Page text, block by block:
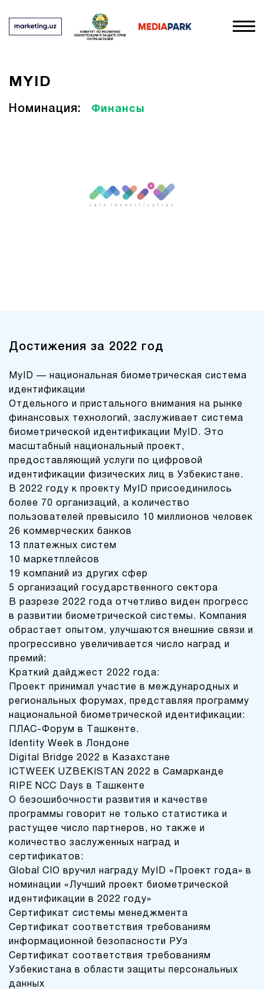
MYID
Номинация: Финансы
Достижения за 2022 год
MyID — национальная биометрическая система
идентификации
Отдельного и пристального внимания на рынке
финансовых технологий, заслуживает система
биометрической идентификации MyID. Это
масштабный национальный проект,
предоставляющий услуги по цифровой
идентификации физических лиц в Узбекистане.
В 2022 году к проекту MyID присоединилось
более 70 организаций, а количество
пользователей превысило 10 миллионов человек
26 коммерческих банков
13 платежных систем
10 маркетплейсов
19 компаний из других сфер
5 организаций государственного сектора
В разрезе 2022 года отчетливо виден прогресс
в развитии биометрической системы. Компания
обрастает опытом, улучшаются внешние связи и
прогрессивно увеличивается число наград и
премий:
Краткий дайджест 2022 года:
Проект принимал участие в международных и
региональных форумах, представляя программу
национальной биометрической идентификации:
ПЛАС-Форум в Ташкенте.
Identity Week в Лондоне
Digital Bridge 2022 в Казахстане
ICTWEEK UZBEKISTAN 2022 в Самарканде
RIPE NCC Days в Ташкенте
О безошибочности развития и качестве
программы говорит не только статистика и
растущее число партнеров, но также и
количество заслуженных наград и
сертификатов:
Global CIO вручил награду MyID «Проект года» в
номинации «Лучший проект биометрической
идентификации в 2022 году»
Сертификат системы менеджмента
Сертификат соответствия требованиям
информационной безопасности РУз
Сертификат соответствия требованиям
Узбекистана в области защиты персональных
данных